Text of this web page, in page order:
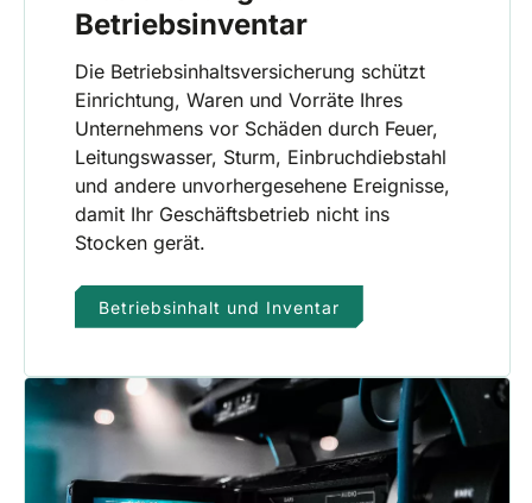
Betriebsinventar
Die Betriebsinhaltsversicherung schützt
Einrichtung, Waren und Vorräte Ihres
Unternehmens vor Schäden durch Feuer,
Leitungswasser, Sturm, Einbruchdiebstahl
und andere unvorhergesehene Ereignisse,
damit Ihr Geschäftsbetrieb nicht ins
Stocken gerät.
Betriebsinhalt und Inventar